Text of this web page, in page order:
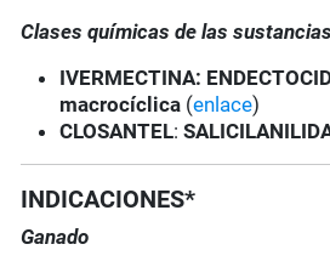
Clases químicas de las
IVERMECTINA:
macrocíclica (enlace)
CLOSANTEL:
INDICACIONES*
Ganado